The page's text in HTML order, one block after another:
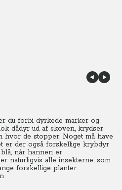
du forbi dyrkede marker og
dådyr ud af skoven, krydser
hvor de stopper. Noget må have
er der også forskellige krybdyr
når hannen er
naturligvis alle insekterne, som
forskellige planter.